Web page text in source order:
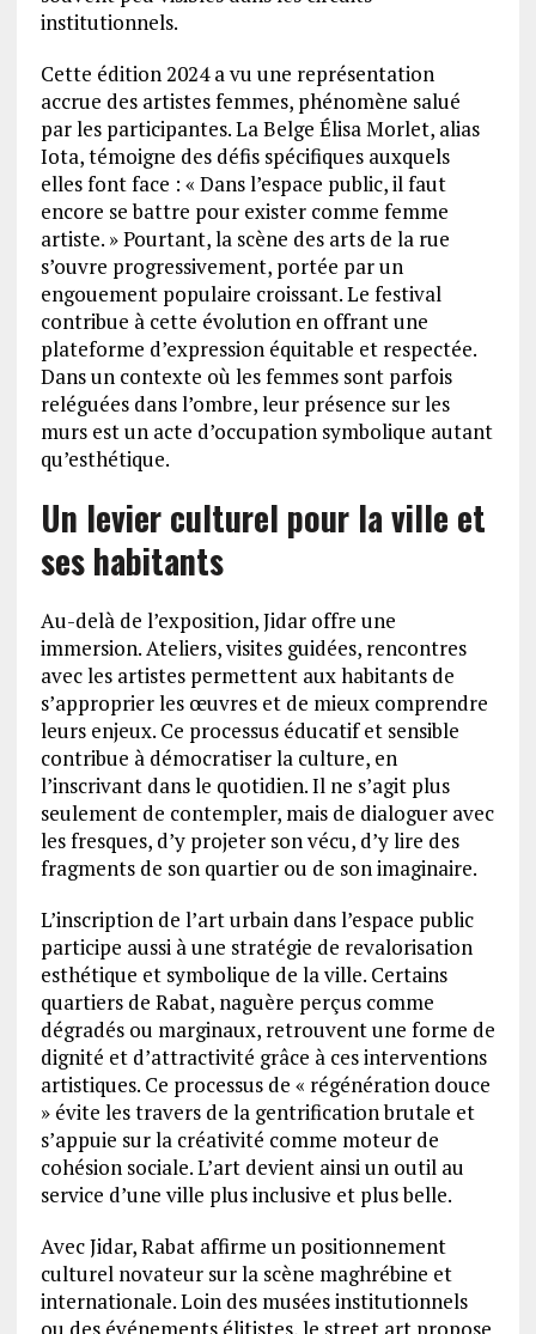
institutionnels.
Cette édition 2024 a vu une représentation
accrue des artistes femmes, phénomène salué
par les participantes. La Belge Élisa Morlet, alias
Iota, témoigne des défis spécifiques auxquels
elles font face : « Dans l’espace public, il faut
encore se battre pour exister comme femme
artiste. » Pourtant, la scène des arts de la rue
s’ouvre progressivement, portée par un
engouement populaire croissant. Le festival
contribue à cette évolution en offrant une
plateforme d’expression équitable et respectée.
Dans un contexte où les femmes sont parfois
reléguées dans l’ombre, leur présence sur les
murs est un acte d’occupation symbolique autant
qu’esthétique.
Un levier culturel pour la ville et
ses habitants
Au-delà de l’exposition, Jidar offre une
immersion. Ateliers, visites guidées, rencontres
avec les artistes permettent aux habitants de
s’approprier les œuvres et de mieux comprendre
leurs enjeux. Ce processus éducatif et sensible
contribue à démocratiser la culture, en
l’inscrivant dans le quotidien. Il ne s’agit plus
seulement de contempler, mais de dialoguer avec
les fresques, d’y projeter son vécu, d’y lire des
fragments de son quartier ou de son imaginaire.
L’inscription de l’art urbain dans l’espace public
participe aussi à une stratégie de revalorisation
esthétique et symbolique de la ville. Certains
quartiers de Rabat, naguère perçus comme
dégradés ou marginaux, retrouvent une forme de
dignité et d’attractivité grâce à ces interventions
artistiques. Ce processus de « régénération douce
» évite les travers de la gentrification brutale et
s’appuie sur la créativité comme moteur de
cohésion sociale. L’art devient ainsi un outil au
service d’une ville plus inclusive et plus belle.
Avec Jidar, Rabat affirme un positionnement
culturel novateur sur la scène maghrébine et
internationale. Loin des musées institutionnels